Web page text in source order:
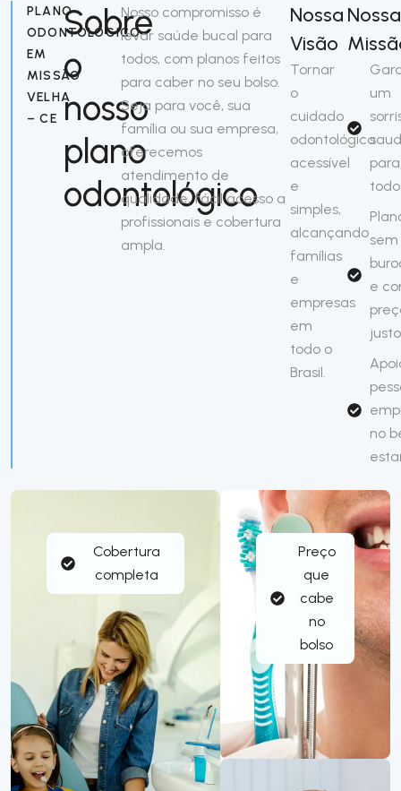
Cobertura
completa
Preço
que
cabe
no
bolso
PLANO
ODONTOLÓGICO
EM
MISSÃO
VELHA
– CE
Sobre
o
nosso
plano
odontológico
Nosso compromisso é
levar saúde bucal para
todos, com planos feitos
para caber no seu bolso.
Seja para você, sua
família ou sua empresa,
oferecemos
atendimento de
qualidade, fácil acesso a
profissionais e cobertura
ampla.
Nossa
Visão
Tornar
o
cuidado
odontológico
acessível
e
simples,
alcançando
famílias
e
empresas
em
todo o
Brasil.
Nossa
um
para
sem
e
justo
no